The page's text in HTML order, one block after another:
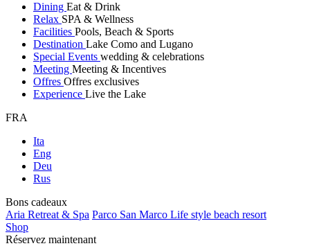
Dining Eat & Drink
Relax SPA & Wellness
Facilities Pools, Beach & Sports
Destination Lake Como and Lugano
Special Events wedding & celebrations
Meeting Meeting & Incentives
Offres Offres exclusives
Experience Live the Lake
FRA
Ita
Eng
Deu
Rus
Bons cadeaux
Aria Retreat & Spa Parco San Marco Life style beach resort
Shop
Réservez maintenant